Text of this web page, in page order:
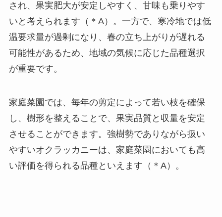
され、果実肥大が安定しやすく、甘味も乗りやす
いと考えられます（＊A）。一方で、寒冷地では低
温要求量が過剰になり、春の立ち上がりが遅れる
可能性があるため、地域の気候に応じた品種選択
が重要です。
家庭菜園では、毎年の剪定によって若い枝を確保
し、樹形を整えることで、果実品質と収量を安定
させることができます。強樹勢でありながら扱い
やすいオクラッカニーは、家庭菜園においても高
い評価を得られる品種といえます（＊A）。